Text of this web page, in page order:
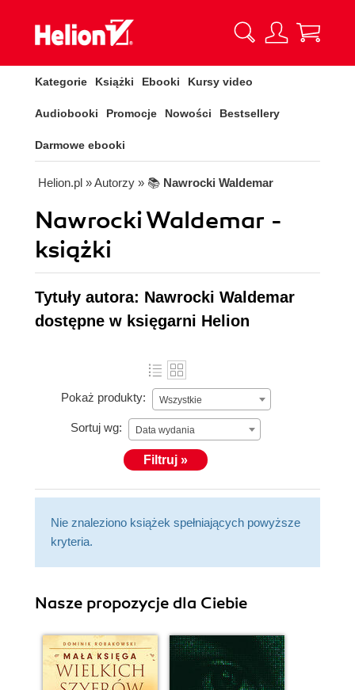
Kategorie Książki Ebooki Kursy video
Audiobooki Promocje Nowości Bestsellery
Darmowe ebooki
Helion.pl » Autorzy » 📚 Nawrocki Waldemar
Nawrocki Waldemar -
książki
Tytuły autora: Nawrocki Waldemar
dostępne w księgarni Helion
Pokaż produkty: Wszystkie
Sortuj wg: Data wydania
Filtruj »
Nie znaleziono książek spełniających powyższe
kryteria.
Nasze propozycje dla Ciebie